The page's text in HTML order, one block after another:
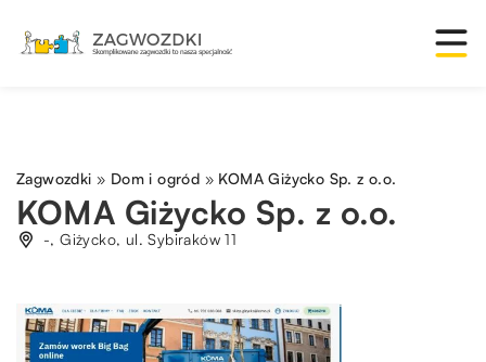
Zagwozdki » Dom i ogród » KOMA Giżycko Sp. z o.o.
KOMA Giżycko Sp. z o.o.
-, Giżycko, ul. Sybiraków 11